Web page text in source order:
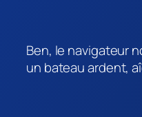
Ben, le navigateur
un bateau ardent,